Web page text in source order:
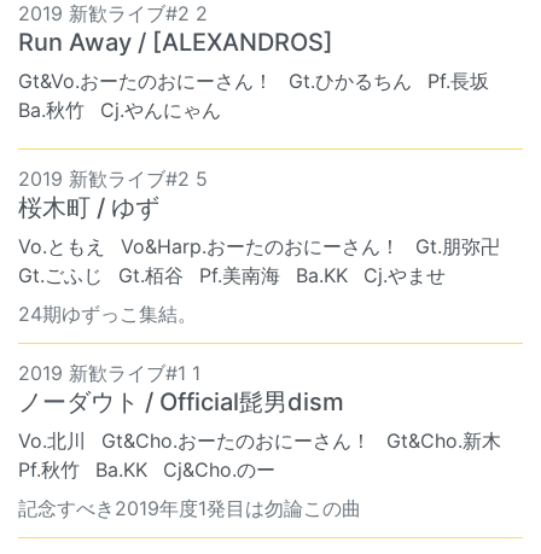
2019 新歓ライブ#2 2
Run Away / [ALEXANDROS]
Gt&Vo.おーたのおにーさん！ Gt.ひかるちん
Pf.長坂
Ba.秋竹
Cj.やんにゃん
2019 新歓ライブ#2 5
桜木町 / ゆず
Vo.ともえ Vo&Harp.おーたのおにーさん！
Gt.朋弥卍
Gt.ごふじ
Gt.栢谷 Pf.美南海 Ba.KK
Cj.やませ
24期ゆずっこ集結。
2019 新歓ライブ#1 1
ノーダウト / Official髭男dism
Vo.北川 Gt&Cho.おーたのおにーさん！
Gt&Cho.新木
Pf.秋竹
Ba.KK
Cj&Cho.のー
記念すべき2019年度1発目は勿論この曲